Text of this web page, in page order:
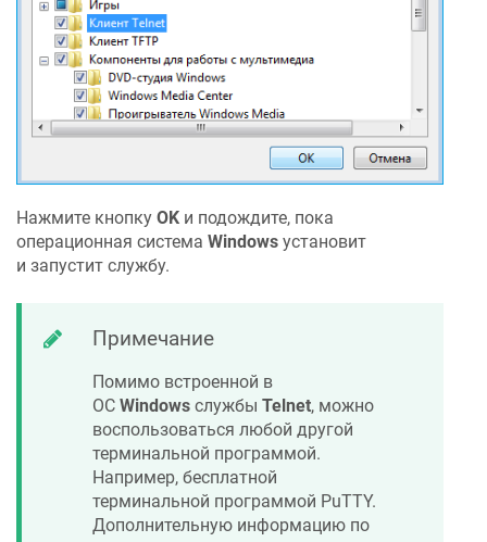
Нажмите кнопку OK и подождите, пока
операционная система Windows установит
и запустит службу.
Примечание
Помимо встроенной в
ОС Windows службы Telnet, можно
воспользоваться любой другой
терминальной программой.
Например, бесплатной
терминальной программой PuTTY.
Дополнительную информацию по